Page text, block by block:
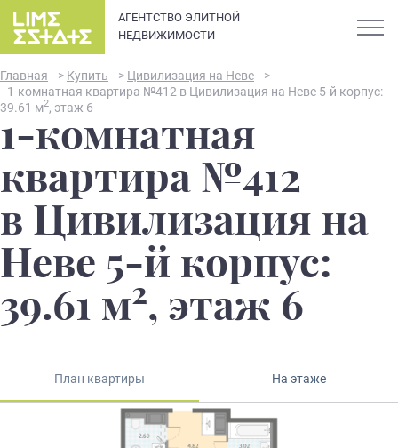
АГЕНТСТВО ЭЛИТНОЙ
НЕДВИЖИМОСТИ
О компании
Элитная недвижимость в
Санкт-Петербурге: каталог
квартир и апартаментов
премиум-класса
Закрытые продажи
Главная > Купить > Цивилизация на Неве
>
1-комнатная квартира №412 в Цивилизация на Неве 5-й корпус:
39.61 м2, этаж 6
1-комнатная
квартира №412
в Цивилизация на
Неве 5-й корпус:
39.61 м2, этаж 6
План квартиры На этаже